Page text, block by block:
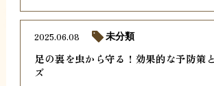
足の裏を虫から守る！効果的な予防策
ズ
2025.06.08 未分類